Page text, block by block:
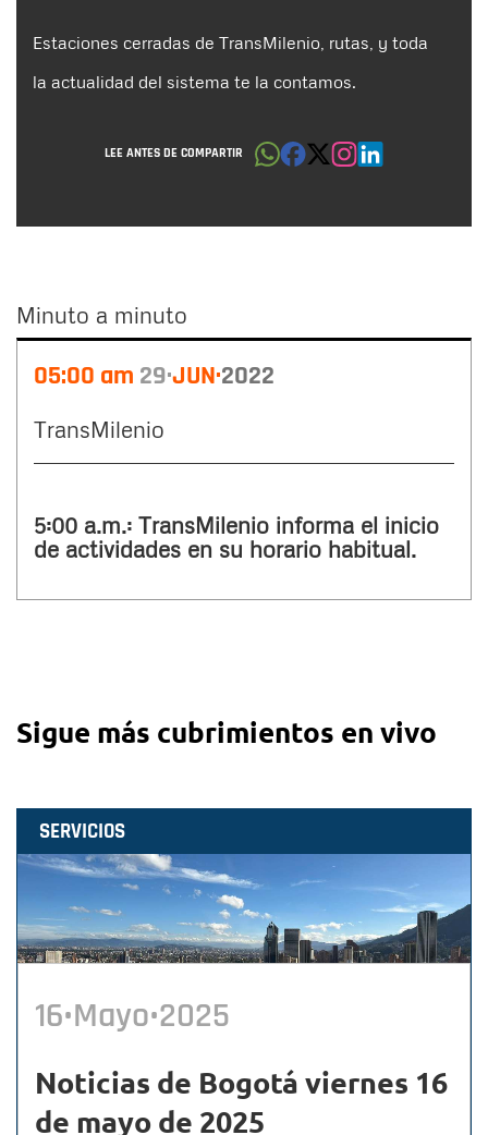
Estaciones cerradas de TransMilenio, rutas, y toda
la actualidad del sistema te la contamos.
LEE ANTES DE COMPARTIR
Minuto a minuto
05:00 am 29 JUN 2022
TransMilenio
5:00 a.m.: TransMilenio informa el inicio
de actividades en su horario habitual.
Sigue más cubrimientos en vivo
SERVICIOS
16•Mayo•2025
Noticias de Bogotá viernes 16
de mayo de 2025